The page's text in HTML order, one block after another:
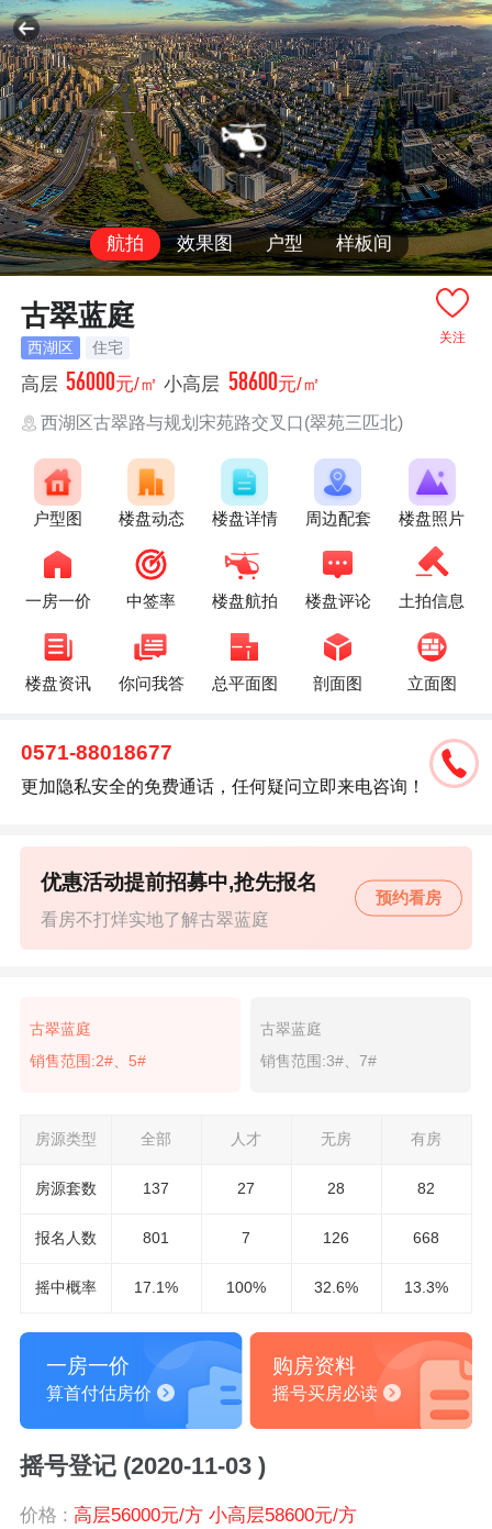
航拍 效果图 户型 样板间
关注
古翠蓝庭
西湖区 住宅
高层 56000元/㎡ 小高层 58600元/㎡
西湖区古翠路与规划宋苑路交叉口(翠苑三匹北)
户型图 楼盘动态 楼盘详情 周边配套 楼盘照片
一房一价 中签率 楼盘航拍 楼盘评论 土拍信息
楼盘资讯 你问我答 总平面图 剖面图 立面图
0571-88018677
更加隐私安全的免费通话，任何疑问立即来电咨询！
看房不打烊实地了解古翠蓝庭
优惠活动提前招募中,抢先报名
预约看房
古翠蓝庭
销售范围:2#、5#
古翠蓝庭
销售范围:3#、7#
房源类型 全部 人才 无房 有房
房源套数 137 27 28 82
报名 人数 801 7 126 668
摇中概率 17.1% 100% 32.6% 13.3%
一房一价
算首付估房价
购房资料
摇号买房必读
摇号登记 (2020-11-03 )
价格 : 高层56000元/方 小高层58600元/方